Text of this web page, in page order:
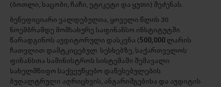
(ბოთლი, საცობი, ჩაჩი, ეტიკეტი და ყუთი) შეძენას.
ბენეფიციარი ვალდებულია, ყოველი წლის 30
ნოემბრამდე მომსახურე საფინანსო ინსტიტუტში
წარადგინოს აუდიტორული დასკვნა (500,000 ლარის
ჩათვლით დამტკიცებულ სესხებზე, საქართველოს
ფინანსთა სამინისტროს სისტემაში შემავალი
სახელმწიფო საქვეუწყებო დაწესებულების
ბუღალტრული აღრიცხვის, ანგარიშგებისა და აუდიტის